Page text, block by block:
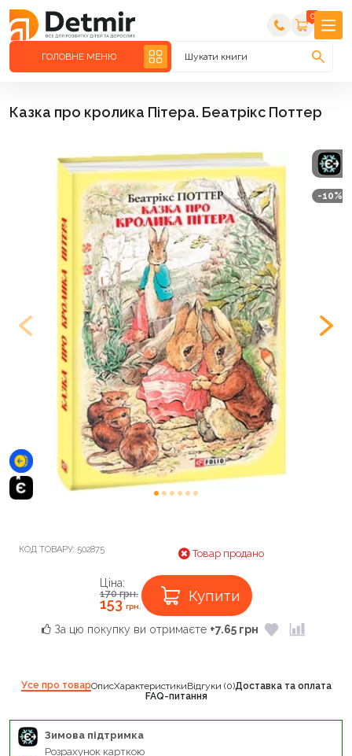
0
ГОЛОВНЕ МЕНЮ Шукати книги
Казка про кролика Пітера. Беатрікс Поттер
-10%
КОД ТОВАРУ: 502875 Товар продано
Ціна:
170грн.
153грн.
Купити
За цю покупку ви отримаєте +7.65 грн
Усе про товарОписХарактеристикиВідгуки (0)Доставка та оплата
FAQ-питання
Зимова підтримка
Розрахунок карткою